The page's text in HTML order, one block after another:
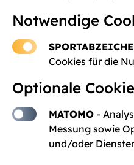
Passwort vergessen?
E-Mail-Adresse
Du hast noch kein
Notwendige
Cookies für die
Optionale
MATOMO -
Messung sowie
und/oder